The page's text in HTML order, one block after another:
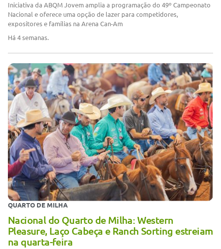
Iniciativa da ABQM Jovem amplia a programação do 49º Campeonato
Nacional e oferece uma opção de lazer para competidores,
expositores e famílias na Arena Can-Am
Há 4 semanas.
QUARTO DE MILHA
Nacional do Quarto de Milha: Western
Pleasure, Laço Cabeça e Ranch Sorting estreiam
na quarta-feira